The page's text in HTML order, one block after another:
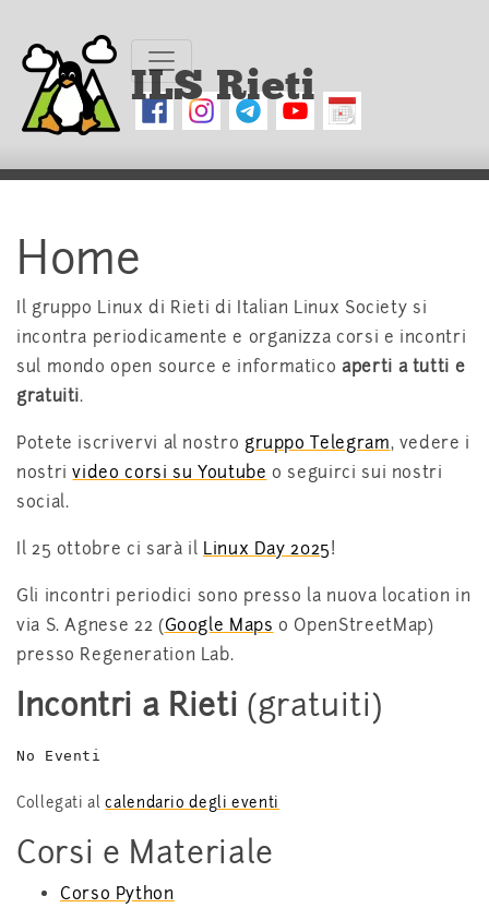
ILS Rieti
Home
Il gruppo Linux di Rieti di Italian Linux Society si
incontra periodicamente e organizza corsi e incontri
sul mondo open source e informaticoaperti a tutti e
gratuiti.
Potete iscrivervi al nostro gruppo Telegram, vedere i
nostrivideo corsi su Youtube o seguirci sui nostri
social.
Il 25 ottobre ci sarà il Linux Day 2025!
Gli incontri periodici sono presso la nuova location in
via S. Agnese 22 (Google Maps o OpenStreetMap)
presso Regeneration Lab.
Incontri a Rieti (gratuiti)
No Eventi
Collegati alcalendario degli eventi
Corsi e Materiale
Corso Python